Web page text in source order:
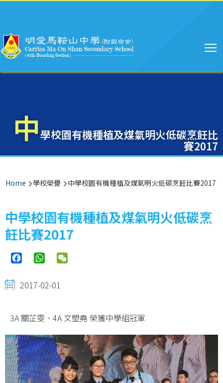
中學校園有機種植及煤氣明火低碳烹飪比
賽2017
Breadcrumb
Home 學校榮譽 中學校園有機種植及煤氣明火低碳烹飪比賽2017
中學校園有機種植及煤氣明火低碳烹
飪比賽2017
FacebookWhatsApp
2017-02-01
3A 關芷雯、4A 文塱堯 榮獲中學組冠軍